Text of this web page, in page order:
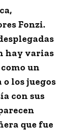
Fonzi.
hay varias
un
o los juegos
con sus
que fue